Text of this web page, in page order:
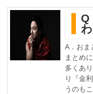
Q
A．おま
まとめ
多くあ
り『金
うのも